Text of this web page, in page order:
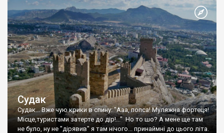
Судак
Судак... Вже чую крики в спину: "Ааа, попса! Муляжна фортеця!
Місце,туристами затерте до дір!..." Но то шо? А мене ще там
не було, ну не "дірявив" я там нічого... принаймні до цього літа.